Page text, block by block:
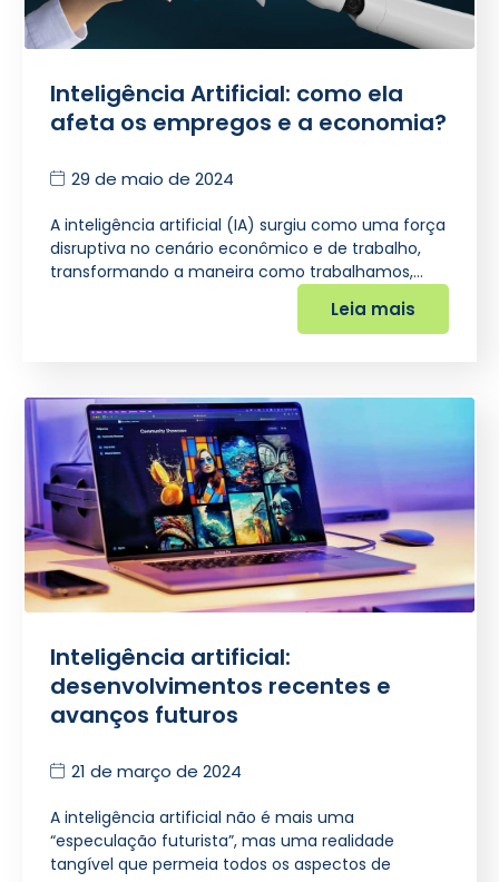
Inteligência Artificial: como ela
afeta os empregos e a economia?
29 de maio de 2024
A inteligência artificial (IA) surgiu como uma força
disruptiva no cenário econômico e de trabalho,
transformando a maneira como trabalhamos,…
Leia mais
Inteligência artificial:
desenvolvimentos recentes e
avanços futuros
21 de março de 2024
A inteligência artificial não é mais uma
“especulação futurista”, mas uma realidade
tangível que permeia todos os aspectos de